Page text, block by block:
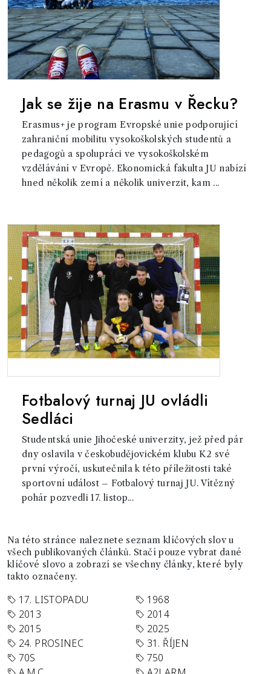
Jak se žije na Erasmu v Řecku?
Erasmus+ je program Evropské unie podporující
zahraniční mobilitu vysokoškolských studentů a
pedagogů a spolupráci ve vysokoškolském
vzdělávání v Evropě. Ekonomická fakulta JU nabízí
hned několik zemí a několik univerzit, kam ...
Fotbalový turnaj JU ovládli
Sedláci
Studentská unie Jihočeské univerzity, jež před pár
dny oslavila v českobudějovickém klubu K2 své
první výročí, uskutečnila k této příležitosti také
sportovní událost – Fotbalový turnaj JU. Vítězný
pohár pozvedli 17. listop...
Na této stránce naleznete seznam klíčových slov u
všech publikovaných článků. Stačí pouze vybrat dané
klíčové slovo a zobrazí se všechny články, které byly
takto označeny.
17. LISTOPADU
1968
2013
2014
2015
2025
24. PROSINEC
31. ŘÍJEN
70S
750